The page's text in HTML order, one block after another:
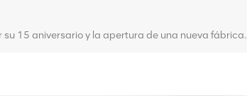
15 aniversario y la apertura de una nueva fábrica.